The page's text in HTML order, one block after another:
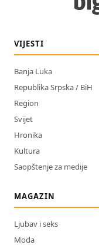
VIJESTI
Banja Luka
Republika Srpska / BiH
Region
Svijet
Hronika
Kultura
Saopštenje za medije
MAGAZIN
Ljubav i seks
Moda